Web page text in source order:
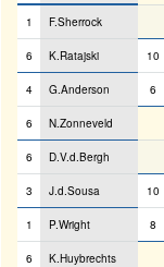
1 F.Sherrock
6 K.Ratajski 10
4 G.Anderson 6
6 N.Zonneveld
6 D.V.d.Bergh
3 J.d.Sousa 10
1 P.Wright 8
6 K.Huybrechts